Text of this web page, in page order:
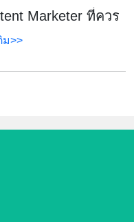
Marketer ที่ควร
ม>>